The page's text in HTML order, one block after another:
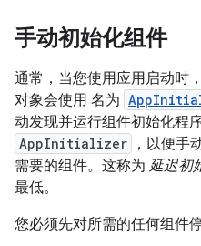
手动初始化组件
通常，当您使用应用启动时，
对象会使用 名为
动发现并运行组件初始化程
AppInitializer
，以便手
需要的组件。这称为延迟初
最低。
您必须先对所需的任何组件